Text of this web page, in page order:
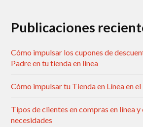
Publicaciones
Cómo impulsar los cupones de
Padre en tu tienda en línea
Cómo impulsar tu Tienda en Línea en
Tipos de clientes en compras en línea
necesidades